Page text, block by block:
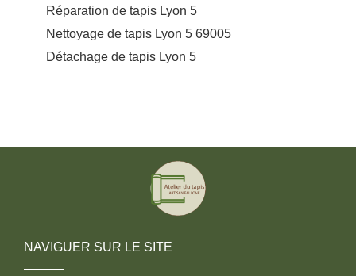
Réparation de tapis Lyon 5
Nettoyage de tapis Lyon 5 69005
Détachage de tapis Lyon 5
NAVIGUER SUR LE SITE